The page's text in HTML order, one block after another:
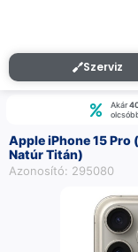
Szerviz
Akár
Apple iPhone 15 Pro
Natúr Titán)
Azonosító: 295080